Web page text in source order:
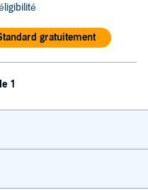
gratuitement
1